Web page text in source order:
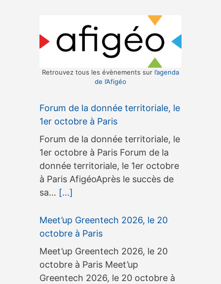
Retrouvez tous les évènements sur l’agenda
de l’Afigéo
Forum de la donnée territoriale, le
1er octobre à Paris
Forum de la donnée territoriale, le
1er octobre à Paris Forum de la
donnée territoriale, le 1er octobre
à Paris AfigéoAprès le succès de
sa… [...]
Meet’up Greentech 2026, le 20
octobre à Paris
Meet’up Greentech 2026, le 20
octobre à Paris Meet’up
Greentech 2026, le 20 octobre à